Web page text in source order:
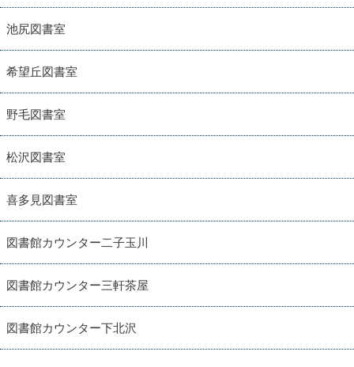
池尻図書室
希望丘図書室
野毛図書室
松沢図書室
喜多見図書室
図書館カウンター二子玉川
図書館カウンター三軒茶屋
図書館カウンター下北沢